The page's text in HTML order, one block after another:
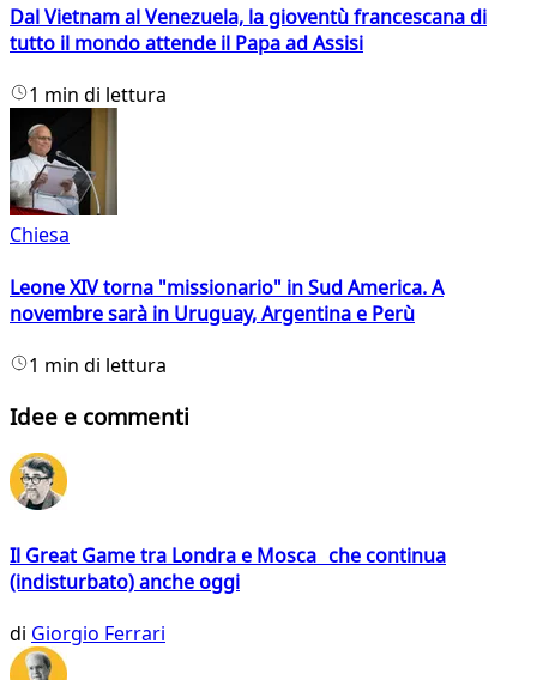
Dal Vietnam al Venezuela, la gioventù francescana di
tutto il mondo attende il Papa ad Assisi
1 min di lettura
Chiesa
Leone XIV torna "missionario" in Sud America. A
novembre sarà in Uruguay, Argentina e Perù
1 min di lettura
Idee e commenti
Il Great Game tra Londra e Mosca che continua
(indisturbato) anche oggi
di Giorgio Ferrari